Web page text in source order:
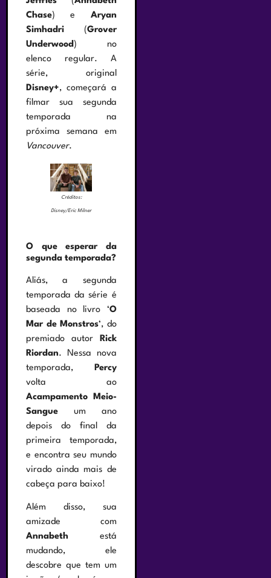
Chase) e Aryan
Simhadri (Grover
Underwood ) no
elenco regular. A
série, original
Disney+, começará a
filmar sua segunda
temporada na
próxima semana em
Vancouver.
Créditos:
Disney/Eric Milner
O que esperar da
segunda temporada?
Aliás, a segunda
temporada da série é
baseada no livro ‘O
Mar de Monstros‘, do
premiado autor
Rick
Riordan. Nessa nova
temporada,
Percy
volta ao
Acampamento Meio-
Sangue um ano
depois do final da
primeira temporada,
e encontra seu mundo
virado ainda mais de
cabeça para baixo!
Além disso, sua
amizade com
Annabeth está
mudando, ele
descobre que tem um